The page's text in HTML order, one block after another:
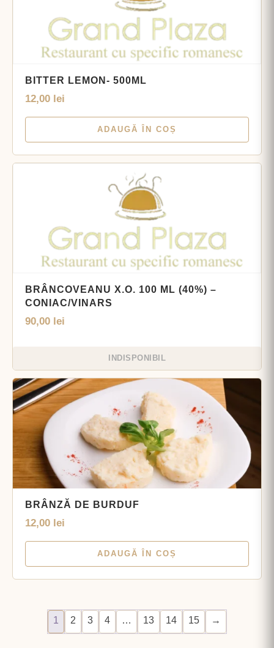
BITTER LEMON- 500ML
12,00 lei
ADAUGĂ ÎN COȘ
BRÂNCOVEANU X.O. 100 ML (40%) –
CONIAC/VINARS
90,00 lei
INDISPONIBIL
BRÂNZĂ DE BURDUF
12,00 lei
ADAUGĂ ÎN COȘ
1 2 3 4 … 13 14 15 →